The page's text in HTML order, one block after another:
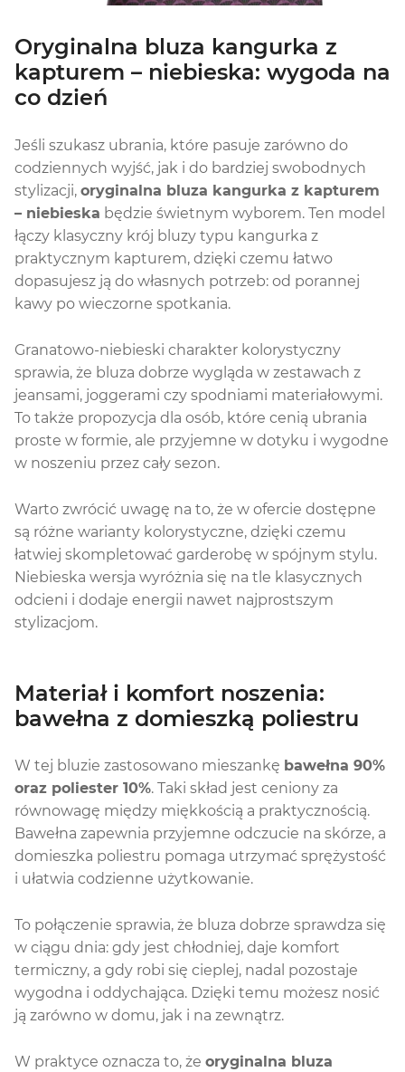
Oryginalna bluza kangurka z
kapturem – niebieska: wygoda na
co dzień
Jeśli szukasz ubrania, które pasuje zarówno do
codziennych wyjść, jak i do bardziej swobodnych
stylizacji, oryginalna bluza kangurka z kapturem
– niebieska będzie świetnym wyborem. Ten model
łączy klasyczny krój bluzy typu kangurka z
praktycznym kapturem, dzięki czemu łatwo
dopasujesz ją do własnych potrzeb: od porannej
kawy po wieczorne spotkania.
Granatowo-niebieski charakter kolorystyczny
sprawia, że bluza dobrze wygląda w zestawach z
jeansami, joggerami czy spodniami materiałowymi.
To także propozycja dla osób, które cenią ubrania
proste w formie, ale przyjemne w dotyku i wygodne
w noszeniu przez cały sezon.
Warto zwrócić uwagę na to, że w ofercie dostępne
są różne warianty kolorystyczne, dzięki czemu
łatwiej skompletować garderobę w spójnym stylu.
Niebieska wersja wyróżnia się na tle klasycznych
odcieni i dodaje energii nawet najprostszym
stylizacjom.
Materiał i komfort noszenia:
bawełna z domieszką poliestru
W tej bluzie zastosowano mieszankę bawełna 90%
oraz poliester 10%. Taki skład jest ceniony za
równowagę między miękkością a praktycznością.
Bawełna zapewnia przyjemne odczucie na skórze, a
domieszka poliestru pomaga utrzymać sprężystość
i ułatwia codzienne użytkowanie.
To połączenie sprawia, że bluza dobrze sprawdza się
w ciągu dnia: gdy jest chłodniej, daje komfort
termiczny, a gdy robi się cieplej, nadal pozostaje
wygodna i oddychająca. Dzięki temu możesz nosić
ją zarówno w domu, jak i na zewnątrz.
W praktyce oznacza to, że oryginalna bluza